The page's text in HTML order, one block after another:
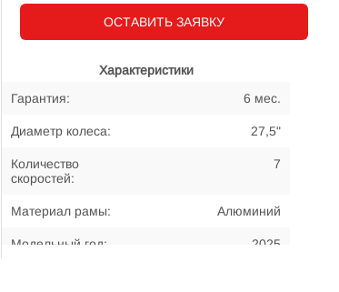
ОСТАВИТЬ ЗАЯВКУ
Характеристики
Гарантия:
6 мес.
Диаметр колеса: 27,5"
Количество
скоростей:
7
Материал рамы: Алюминий
Модельный год: 2025